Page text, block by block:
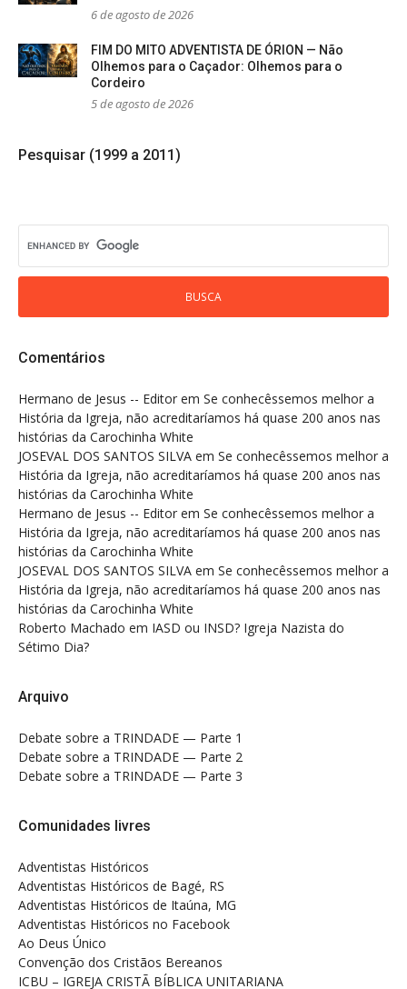
6 de agosto de 2026
FIM DO MITO ADVENTISTA DE ÓRION — Não
Olhemos para o Caçador: Olhemos para o
Cordeiro
5 de agosto de 2026
Pesquisar (1999 a 2011)
Comentários
Hermano de Jesus -- Editor em Se conhecêssemos melhor a
História da Igreja, não acreditaríamos há quase 200 anos nas
histórias da Carochinha White
JOSEVAL DOS SANTOS SILVA em Se conhecêssemos melhor a
História da Igreja, não acreditaríamos há quase 200 anos nas
histórias da Carochinha White
Hermano de Jesus -- Editor em Se conhecêssemos melhor a
História da Igreja, não acreditaríamos há quase 200 anos nas
histórias da Carochinha White
JOSEVAL DOS SANTOS SILVA em Se conhecêssemos melhor a
História da Igreja, não acreditaríamos há quase 200 anos nas
histórias da Carochinha White
Roberto Machado em IASD ou INSD? Igreja Nazista do
Sétimo Dia?
Arquivo
Debate sobre a TRINDADE — Parte 1
Debate sobre a TRINDADE — Parte 2
Debate sobre a TRINDADE — Parte 3
Comunidades livres
Adventistas Históricos
Adventistas Históricos de Bagé, RS
Adventistas Históricos de Itaúna, MG
Adventistas Históricos no Facebook
Ao Deus Único
Convenção dos Cristãos Bereanos
ICBU – IGREJA CRISTÃ BÍBLICA UNITARIANA